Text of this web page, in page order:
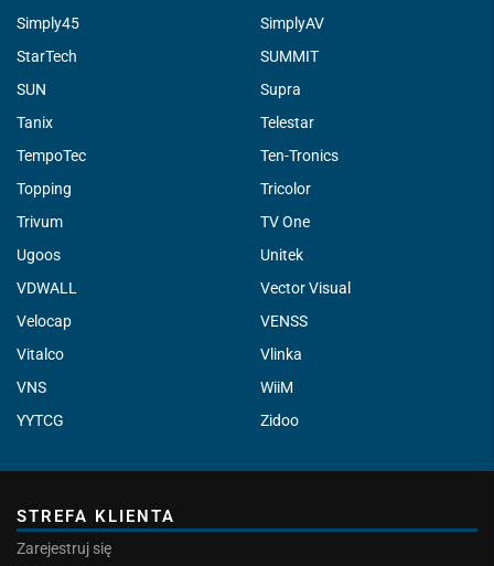
Simply45
SimplyAV
StarTech
SUMMIT
SUN
Supra
Tanix
Telestar
TempoTec
Ten-Tronics
Topping
Tricolor
Trivum
TV One
Ugoos
Unitek
VDWALL
Vector Visual
Velocap
VENSS
Vitalco
Vlinka
VNS
WiiM
YYTCG
Zidoo
STREFA KLIENTA
Zarejestruj się